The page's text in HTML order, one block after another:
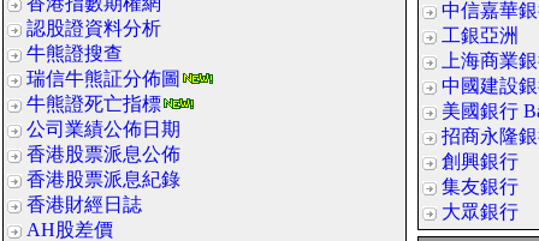
認股證資料分析
牛熊證搜查
瑞信牛熊証分佈圖
牛熊證死亡指標
公司業績公佈日期
香港股票派息公佈
香港股票派息紀錄
香港財經日誌
AH股差價
中信嘉華
工銀亞洲
上海商業
中國建設
美國銀行
招商永隆
創興銀行
集友銀行
大眾銀行